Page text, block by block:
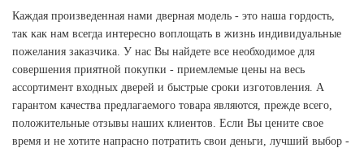
Каждая произведенная нами дверная модель - это наша гордость,
так как нам всегда интересно воплощать в жизнь индивидуальные
пожелания заказчика. У нас Вы найдете все необходимое для
совершения приятной покупки - приемлемые цены на весь
ассортимент входных дверей и быстрые сроки изготовления. А
гарантом качества предлагаемого товара являются, прежде всего,
положительные отзывы наших клиентов. Если Вы цените свое
время и не хотите напрасно потратить свои деньги, лучший выбор -